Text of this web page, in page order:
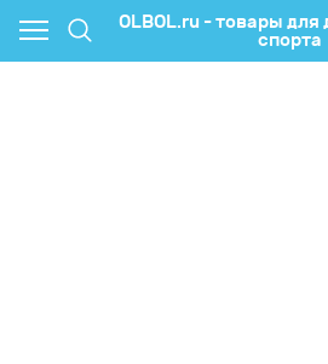
OLBOL.ru - товары для
спорта